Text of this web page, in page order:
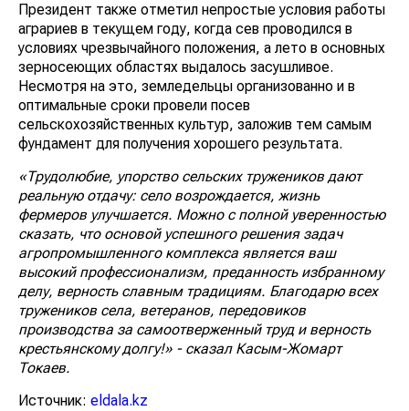
Президент также отметил непростые условия работы
аграриев в текущем году, когда сев проводился в
условиях чрезвычайного положения, а лето в основных
зерносеющих областях выдалось засушливое.
Несмотря на это, земледельцы организованно и в
оптимальные сроки провели посев
сельскохозяйственных культур, заложив тем самым
фундамент для получения хорошего результата.
«Трудолюбие, упорство сельских тружеников дают
реальную отдачу: село возрождается, жизнь
фермеров улучшается. Можно с полной уверенностью
сказать, что основой успешного решения задач
агропромышленного комплекса является ваш
высокий профессионализм, преданность избранному
делу, верность славным традициям. Благодарю всех
тружеников села, ветеранов, передовиков
производства за самоотверженный труд и верность
крестьянскому долгу!» - сказал Касым-Жомарт
Токаев.
Источник: eldala.kz